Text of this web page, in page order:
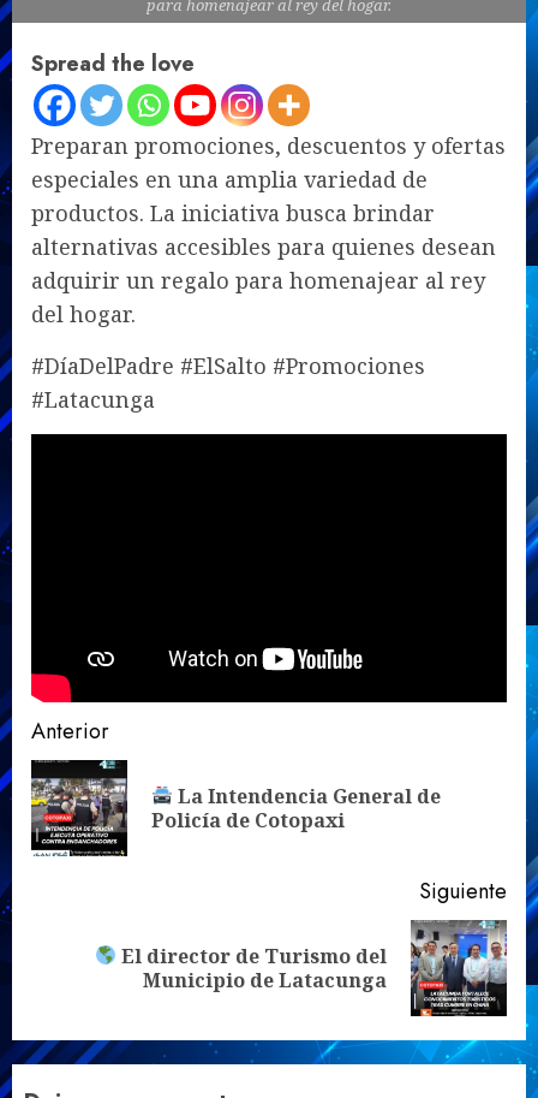
para homenajear al rey del hogar.
Spread the love
Preparan promociones, descuentos y ofertas
especiales en una amplia variedad de
productos. La iniciativa busca brindar
alternativas accesibles para quienes desean
adquirir un regalo para homenajear al rey
del hogar.
#DíaDelPadre #ElSalto #Promociones
#Latacunga
Sigue
leyendo
Anterior
La Intendencia General de
Policía de Cotopaxi
Siguiente
SiguienteEl director de Turismo del
Municipio de Latacunga